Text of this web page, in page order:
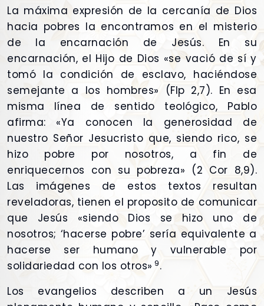
La máxima expresión de la cercanía de Dios
hacia pobres la encontramos en el misterio
de la encarnación de Jesús. En su
encarnación, el Hijo de Dios «se vació de sí y
tomó la condición de esclavo, haciéndose
semejante a los hombres» (Flp 2,7). En esa
misma línea de sentido teológico, Pablo
afirma: «Ya conocen la generosidad de
nuestro Señor Jesucristo que, siendo rico, se
hizo pobre por nosotros, a fin de
enriquecernos con su pobreza» (2 Cor 8,9).
Las imágenes de estos textos resultan
reveladoras, tienen el proposito de comunicar
que Jesús «siendo Dios se hizo uno de
nosotros; ‘hacerse pobre’ sería equivalente a
hacerse ser humano y vulnerable por
solidariedad con los otros» 9.
Los evangelios describen a un Jesús